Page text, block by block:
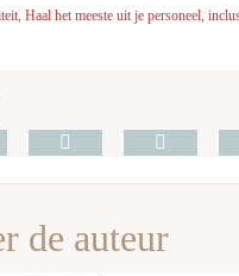
,Haal het meeste uit je personeel ,
de auteur